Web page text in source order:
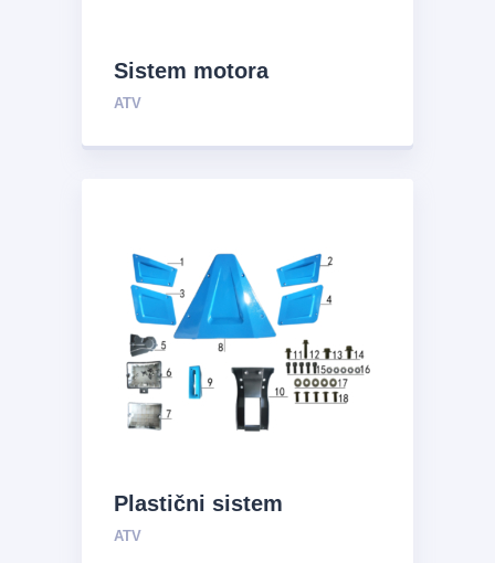
Sistem motora
ATV
Plastični sistem
ATV